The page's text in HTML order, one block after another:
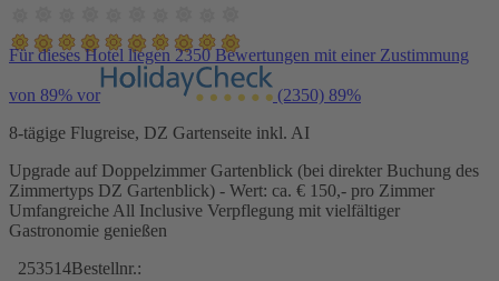
Für dieses Hotel liegen 2350 Bewertungen mit einer Zustimmung
von 89% vor (2350) 89%
8-tägige Flugreise, DZ Gartenseite inkl. AI
Upgrade auf Doppelzimmer Gartenblick (bei direkter Buchung des
Zimmertyps DZ Gartenblick) - Wert: ca. € 150,- pro Zimmer
Umfangreiche All Inclusive Verpflegung mit vielfältiger
Gastronomie genießen
253514Bestellnr.: